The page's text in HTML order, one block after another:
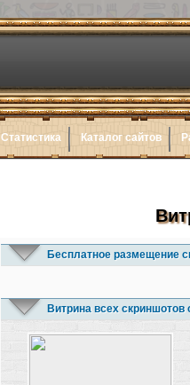
Статистика Каталог сайтов
Бесплатное размещение
Витрина всех скриншотов